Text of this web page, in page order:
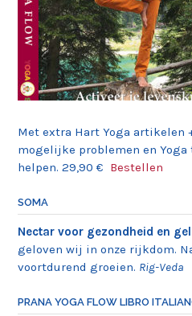
Met extra Hart Yoga artikelen
mogelijke problemen en
helpen. 29,90 € Bestellen
SOMA
Nectar voor gezondheid en
geloven wij in onze rijkdom.
voortdurend groeien. Rig-Veda
PRANA YOGA FLOW LIBRO